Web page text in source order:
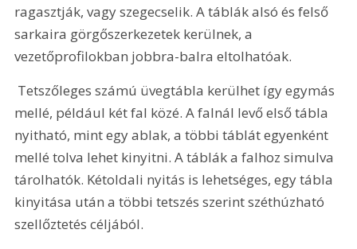
ragasztják, vagy szegecselik. A táblák alsó és felső
sarkaira görgőszerkezetek kerülnek, a
vezetőprofilokban jobbra-balra eltolhatóak.
mellé, például két fal közé. A falnál levő első tábla
nyitható, mint egy ablak, a többi táblát egyenként
mellé tolva lehet kinyitni. A táblák a falhoz simulva
tárolhatók. Kétoldali nyitás is lehetséges, egy tábla
kinyitása után a többi tetszés szerint széthúzható
szellőztetés céljából.